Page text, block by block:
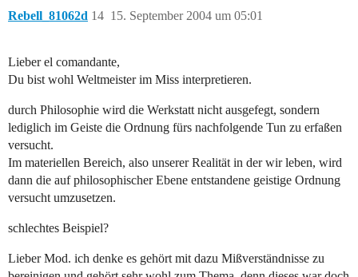
Rebell_81062d 15. September 2004 um 05:01
14
Lieber el comandante,
Du bist wohl Weltmeister im Miss interpretieren.
durch Philosophie wird die Werkstatt nicht ausgefegt, sondern
lediglich im Geiste die Ordnung fürs nachfolgende Tun zu erfaßen
versucht.
Im materiellen Bereich, also unserer Realität in der wir leben, wird
dann die auf philosophischer Ebene entstandene geistige Ordnung
versucht umzusetzen.
schlechtes Beispiel?
Lieber Mod. ich denke es gehört mit dazu Mißverständnisse zu